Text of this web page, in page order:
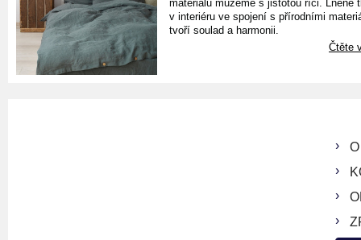
materiálu můžeme s jistotou říci. Lněné
v interiéru ve spojení s přírodními
tvoří soulad a harmonii.
Čtěte